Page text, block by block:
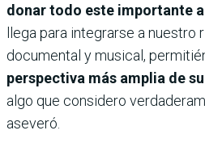
donar todo este importante
llega para integrarse a nuestro
documental y musical,
perspectiva más amplia de
algo que considero
aseveró.